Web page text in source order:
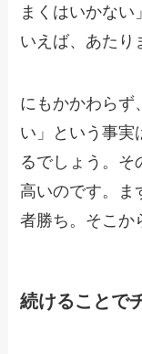
まくはいかない
いえば、あたり
にもかかわらず
い」という事実
るでしょう。そ
高いのです。ま
者勝ち。そこか
続けることで